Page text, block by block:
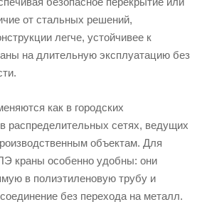
от стальных решений,
легче, устойчивее к
на длительную эксплуатацию без
как в городских
распределительных сетях, ведущих
объектам. Для
краны особенно удобны: они
в полиэтиленовую трубу и
без перехода на металл.